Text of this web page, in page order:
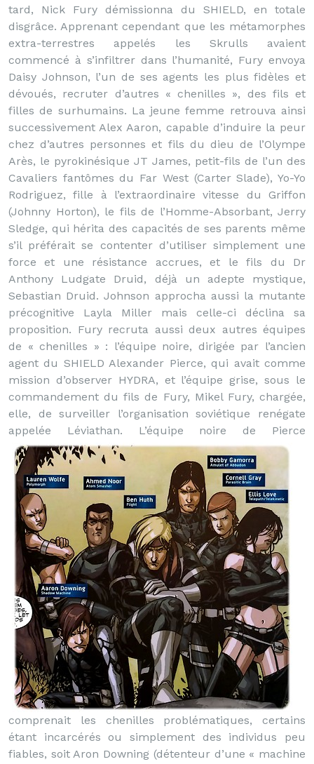
tard, Nick Fury démissionna du SHIELD, en totale
disgrâce. Apprenant cependant que les métamorphes
extra-terrestres appelés les Skrulls avaient
commencé à s’infiltrer dans l’humanité, Fury envoya
Daisy Johnson, l’un de ses agents les plus fidèles et
dévoués, recruter d’autres « chenilles », des fils et
filles de surhumains. La jeune femme retrouva ainsi
successivement Alex Aaron, capable d’induire la peur
chez d’autres personnes et fils du dieu de l’Olympe
Arès, le pyrokinésique JT James, petit-fils de l’un des
Cavaliers fantômes du Far West (Carter Slade), Yo-Yo
Rodriguez, fille à l’extraordinaire vitesse du Griffon
(Johnny Horton), le fils de l’Homme-Absorbant, Jerry
Sledge, qui hérita des capacités de ses parents même
s’il préférait se contenter d’utiliser simplement une
force et une résistance accrues, et le fils du Dr
Anthony Ludgate Druid, déjà un adepte mystique,
Sebastian Druid. Johnson approcha aussi la mutante
précognitive Layla Miller mais celle-ci déclina sa
proposition. Fury recruta aussi deux autres équipes
de « chenilles » : l’équipe noire, dirigée par l’ancien
agent du SHIELD Alexander Pierce, qui avait comme
mission d’observer HYDRA, et l’équipe grise, sous le
commandement du fils de Fury, Mikel Fury, chargée,
elle, de surveiller l’organisation soviétique renégate
appelée Léviathan. L’équipe noire de Pierce
comprenait les chenilles problématiques, certains
étant incarcérés ou simplement des individus peu
fiables, soit Aron Downing (détenteur d’une « machine